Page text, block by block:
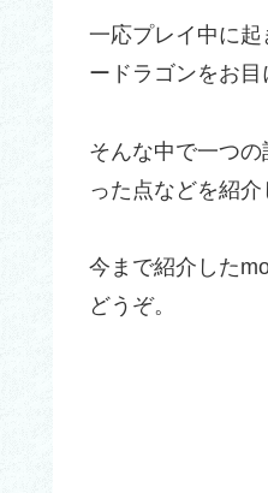
一応プレイ中に
ードラゴンをお目
そんな中で一つ
った点などを紹介
今まで紹介した
どうぞ。